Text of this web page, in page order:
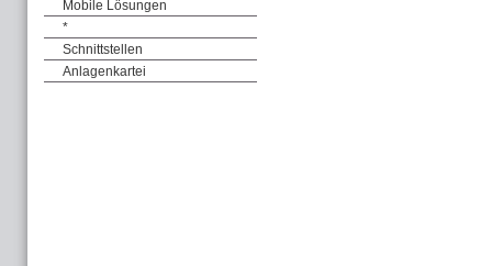
Mobile Lösungen
*
Schnittstellen
Anlagenkartei